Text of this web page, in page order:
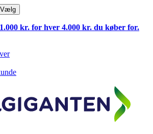
Vælg
kr. for hver 4.000 kr. du køber for.